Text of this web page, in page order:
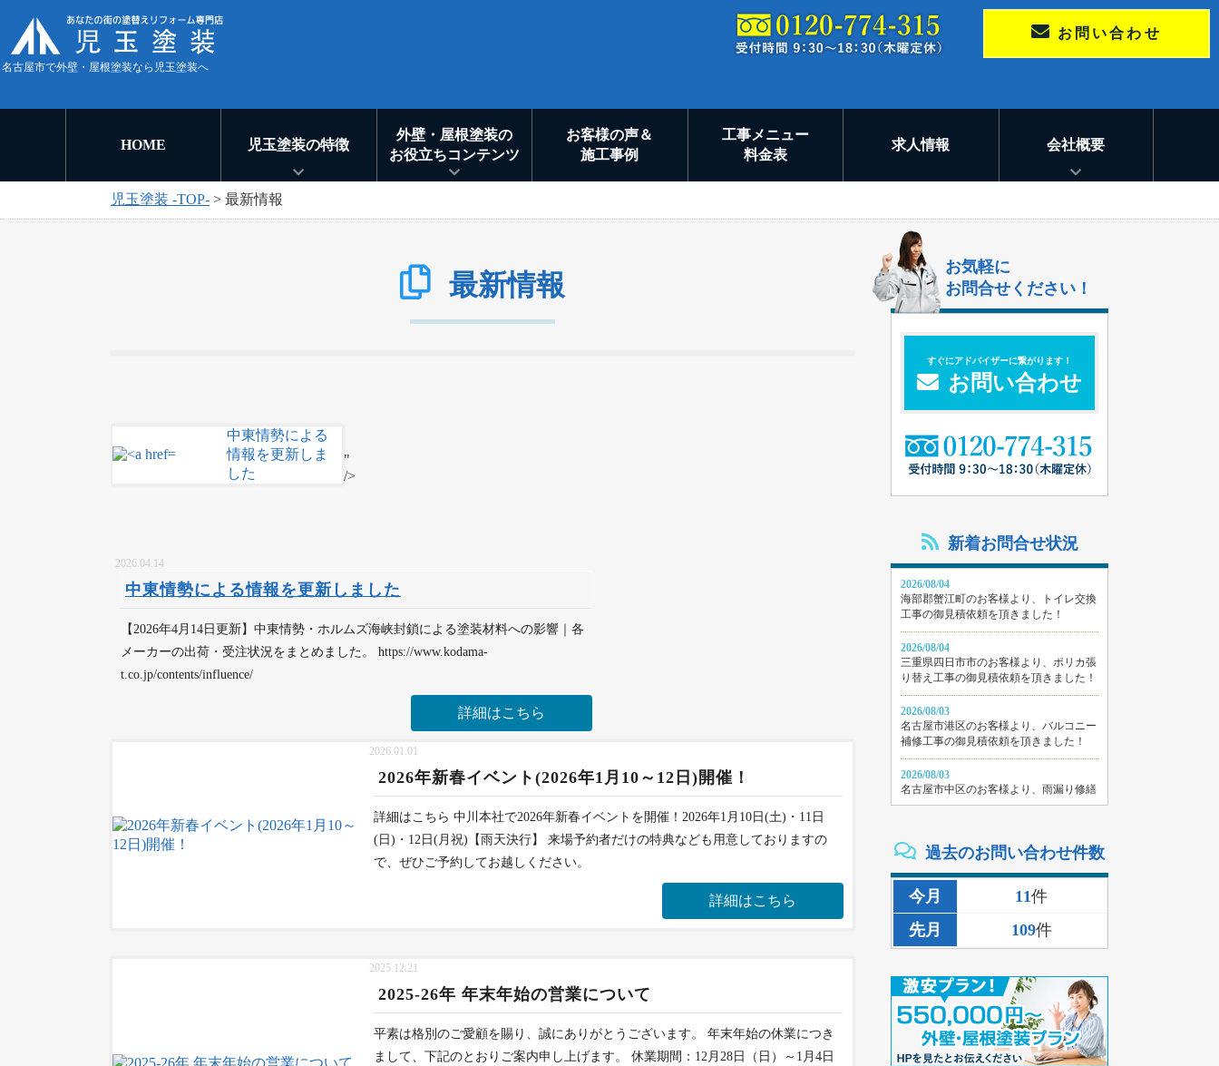
名古屋市で外壁・屋根塗装なら児玉塗装へ
お問い合わせ
HOME 児玉塗装の特徴
外壁・屋根塗装の
お役立ちコンテンツ
お客様の声＆
施工事例
工事メニュー
料金表
求人情報 会社概要
児玉塗装 -TOP- > 最新情報
最新情報
中東情勢による
情報を更新しま
した
"
/>
2026.04.14
中東情勢による情報を更新しました
【2026年4月14日更新】中東情勢・ホルムズ海峡封鎖による塗装材料への影響｜各
メーカーの出荷・受注状況をまとめました。 https://www.kodama-
t.co.jp/contents/influence/
詳細はこちら
2026.01.01
2026年新春イベント(2026年1月10～12日)開催！
詳細はこちら 中川本社で2026年新春イベントを開催！2026年1月10日(土)・11日
(日)・12日(月祝)【雨天決行】 来場予約者だけの特典なども用意しておりますの
で、ぜひご予約してお越しください。
詳細はこちら
2025.12.21
2025-26年 年末年始の営業について
平素は格別のご愛顧を賜り、誠にありがとうございます。 年末年始の休業につき
まして、下記のとおりご案内申し上げます。 休業期間：12月28日（日）～1月4日
お気軽に
お問合せください！
すぐにアドバイザーに繋がります！
お問い合わせ
新着お問合せ状況
2026/08/04
海部郡蟹江町のお客様より、トイレ交換
工事の御見積依頼を頂きました！
2026/08/04
三重県四日市市のお客様より、ポリカ張
り替え工事の御見積依頼を頂きました！
2026/08/03
名古屋市港区のお客様より、バルコニー
補修工事の御見積依頼を頂きました！
2026/08/03
名古屋市中区のお客様より、雨漏り修繕
工事の御見積依頼を頂きました！
三重県いなべ市のお客様より、外壁その
頂きました！
2026/08/02
名古屋市名東区のお客様より、雨漏り補
修工事の御見積依頼を頂きました！
2026/08/01
名古屋市千種区のお客様より、外壁その
他塗装工事の御見積依頼を頂きました！
2026/08/01
名古屋市中川区のお客様より、雨漏れ修
過去のお問い合わせ件数
今月 11件
先月
109件